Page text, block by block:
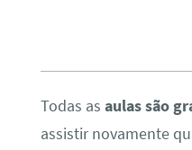
Todas as aulas são
assistir novamente